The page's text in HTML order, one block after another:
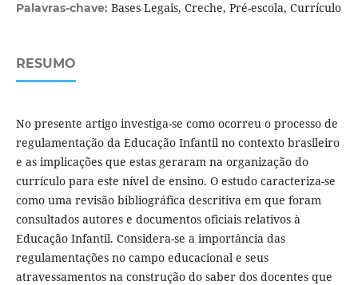
Palavras-chave: Bases Legais, Creche, Pré-escola, Currículo
RESUMO
No presente artigo investiga-se como ocorreu o processo de
regulamentação da Educação Infantil no contexto brasileiro
e as implicações que estas geraram na organização do
currículo para este nível de ensino. O estudo caracteriza-se
como uma revisão bibliográfica descritiva em que foram
consultados autores e documentos oficiais relativos à
Educação Infantil. Considera-se a importância das
regulamentações no campo educacional e seus
atravessamentos na construção do saber dos docentes que